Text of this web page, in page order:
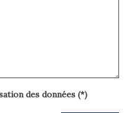
des données (*)